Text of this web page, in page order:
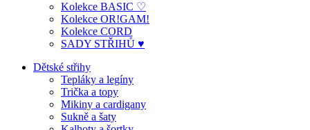
Kolekce BASIC ♡
Kolekce OR!GAM!
Kolekce CORD
SADY STŘIHŮ ♥
Dětské střihy
Tepláky a legíny
Trička a topy
Mikiny a cardigany
Sukně a šaty